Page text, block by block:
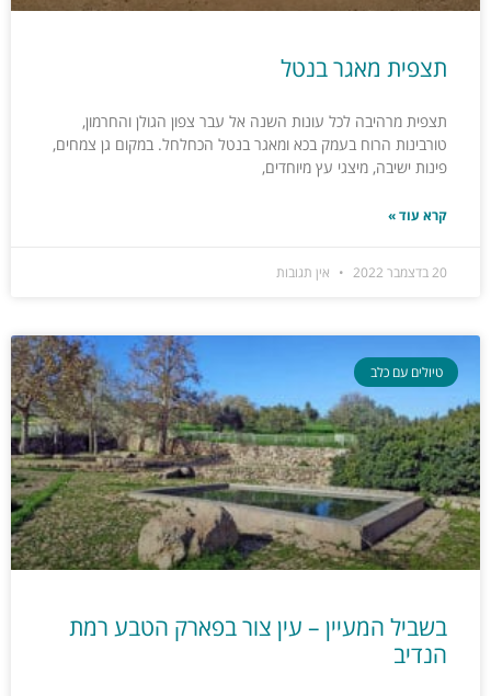
תצפית מאגר בנטל
תצפית מרהיבה לכל עונות השנה אל עבר צפון הגולן והחרמון,
טורבינות הרוח בעמק בכא ומאגר בנטל הכחלחל. במקום גן צמחים,
פינות ישיבה, מיצגי עץ מיוחדים,
קרא עוד »
20 בדצמבר 2022 אין תגובות
טיולים עם כלב
בשביל המעיין – עין צור בפארק הטבע רמת
הנדיב